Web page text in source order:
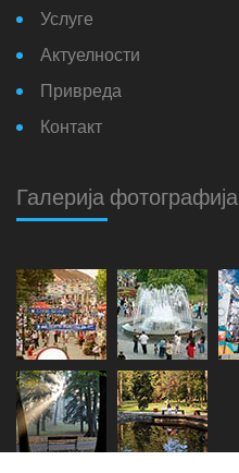
Услуге
Актуелности
Привреда
Контакт
Галерија фотографија